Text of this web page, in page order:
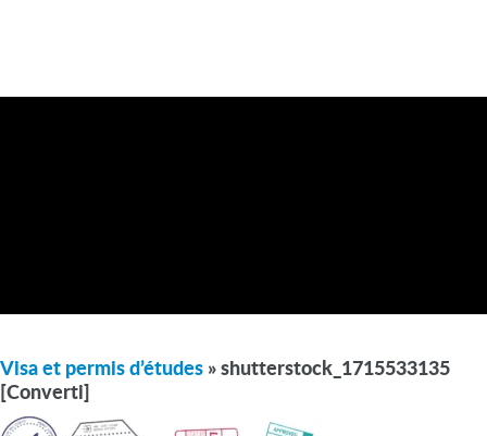
Visa et permis d’études » shutterstock_1715533135
[Converti]